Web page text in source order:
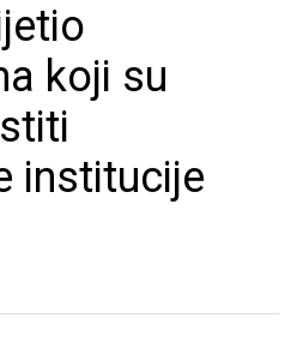
koji su
institucije